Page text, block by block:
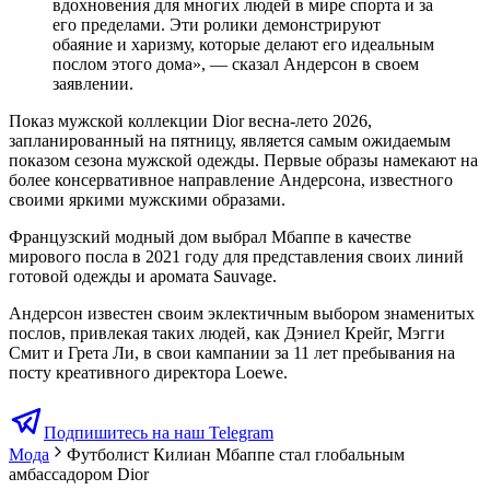
вдохновения для многих людей в мире спорта и за
его пределами. Эти ролики демонстрируют
обаяние и харизму, которые делают его идеальным
послом этого дома», — сказал Андерсон в своем
заявлении.
Показ мужской коллекции Dior весна-лето 2026,
запланированный на пятницу, является самым ожидаемым
показом сезона мужской одежды. Первые образы намекают на
более консервативное направление Андерсона, известного
своими яркими мужскими образами.
Французский модный дом выбрал Мбаппе в качестве
мирового посла в 2021 году для представления своих линий
готовой одежды и аромата Sauvage.
Андерсон известен своим эклектичным выбором знаменитых
послов, привлекая таких людей, как Дэниел Крейг, Мэгги
Смит и Грета Ли, в свои кампании за 11 лет пребывания на
посту креативного директора Loewe.
Подпишитесь на наш Telegram
Мода
Футболист Килиан Мбаппе стал глобальным
амбассадором Dior